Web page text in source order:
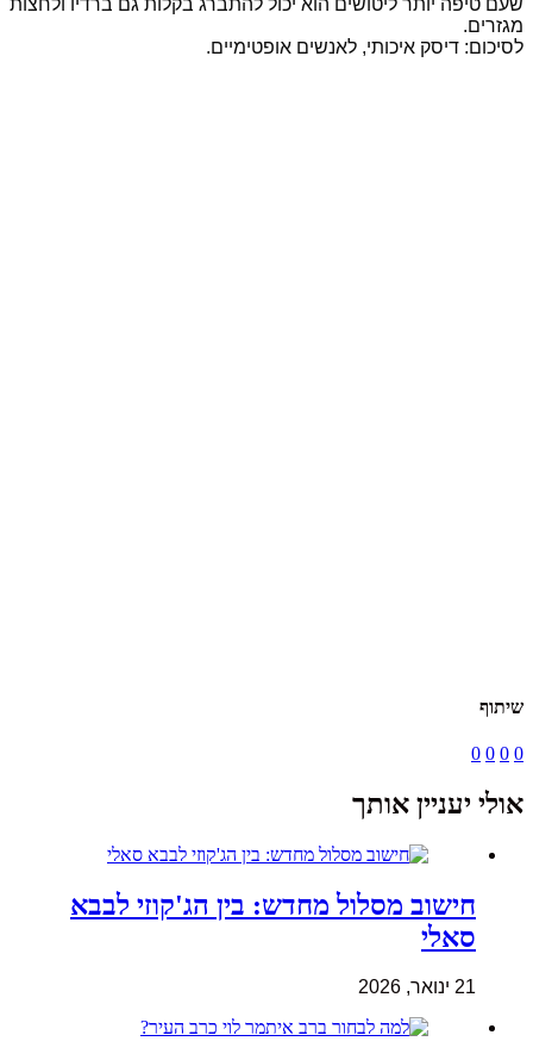
שעם טיפה יותר ליטושים הוא יכול להתברג בקלות גם ברדיו ולחצות
מגזרים.
לסיכום: דיסק איכותי, לאנשים אופטימיים.
שיתוף
0
0
0
0
אולי יעניין אותך
חישוב מסלול מחדש: בין הג'קוזי לבבא
סאלי
21 ינואר, 2026